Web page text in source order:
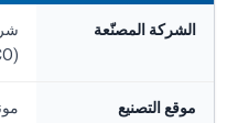
الشركة المصنّعة
موقع التصنيع